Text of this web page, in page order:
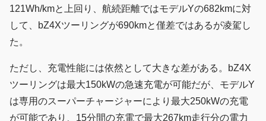
121Wh/kmと上回り、航続距離ではモデルYの682kmに対
して、bZ4Xツーリングが690kmと僅差ではあるが凌駕し
た。
ただし、充電性能には依然として大きな差がある。bZ4X
ツーリングは最大150kWの急速充電が可能だが、モデルY
は専用のスーパーチャージャーにより最大250kWの充電
が可能であり、15分間の充電で最大267km走行分の電力